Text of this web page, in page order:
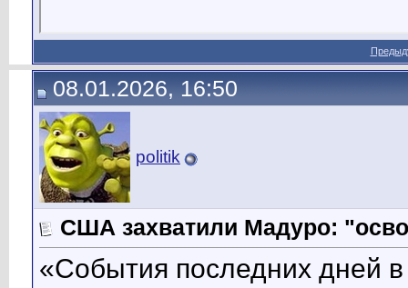
08.01.2026, 16:50
politik
США захватили Мадуро:
«События последних дней